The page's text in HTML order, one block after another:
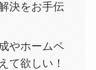
決をお手伝
やホームペ
て欲しい！